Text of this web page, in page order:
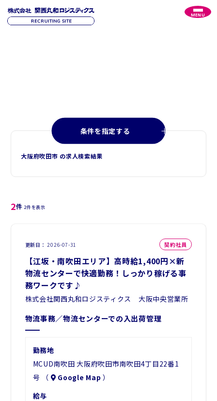
MENU
条件を指定する
大阪府吹田市 の求人検索結果
2件 2件を表示
更新日 2026-07-31 契約社員
【江坂・南吹田エリア】高時給1,400円×新
物流センターで快適勤務！しっかり稼げる事
務ワークです♪
株式会社関西丸和ロジスティクス 大阪中央営業所
物流事務／物流センターでの入出荷管理
勤務地
MCUD南吹田 大阪府吹田市南吹田4丁目22番1
号 （
Google Map ）
給与